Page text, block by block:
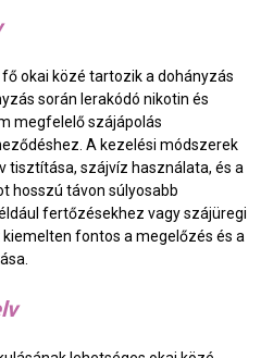
okai közé tartozik a dohányzás
során lerakódó nikotin és
megfelelő szájápolás
A kezelési módszerek
tisztítása, szájvíz használata, és a
hosszú távon súlyosabb
fertőzésekhez vagy szájüregi
fontos a megelőzés és a